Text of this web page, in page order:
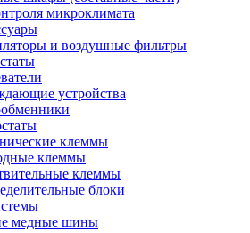
микроклимата
и воздушные фильтры
устройства
клеммы
клеммы
клеммы
блоки
медные шины